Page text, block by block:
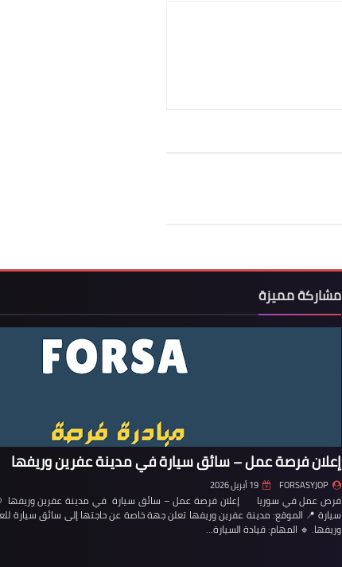
مشاركة مميزة
إعلان فرصة عمل – سائق سيارة في مدينة عفرين وريفها
FORSASYJOP 19 أبريل 2026
فرص عمل في سوريا إعلان فرصة عمل – سائق سيارة في مدينة عفرين وريفها
سيارة 📍 الموقع: مدينة عفرين وريفها تعلن جهة خاصة عن حاجتها إلى سائق
وريفها. 🔹 المهام: قيادة السيارة…